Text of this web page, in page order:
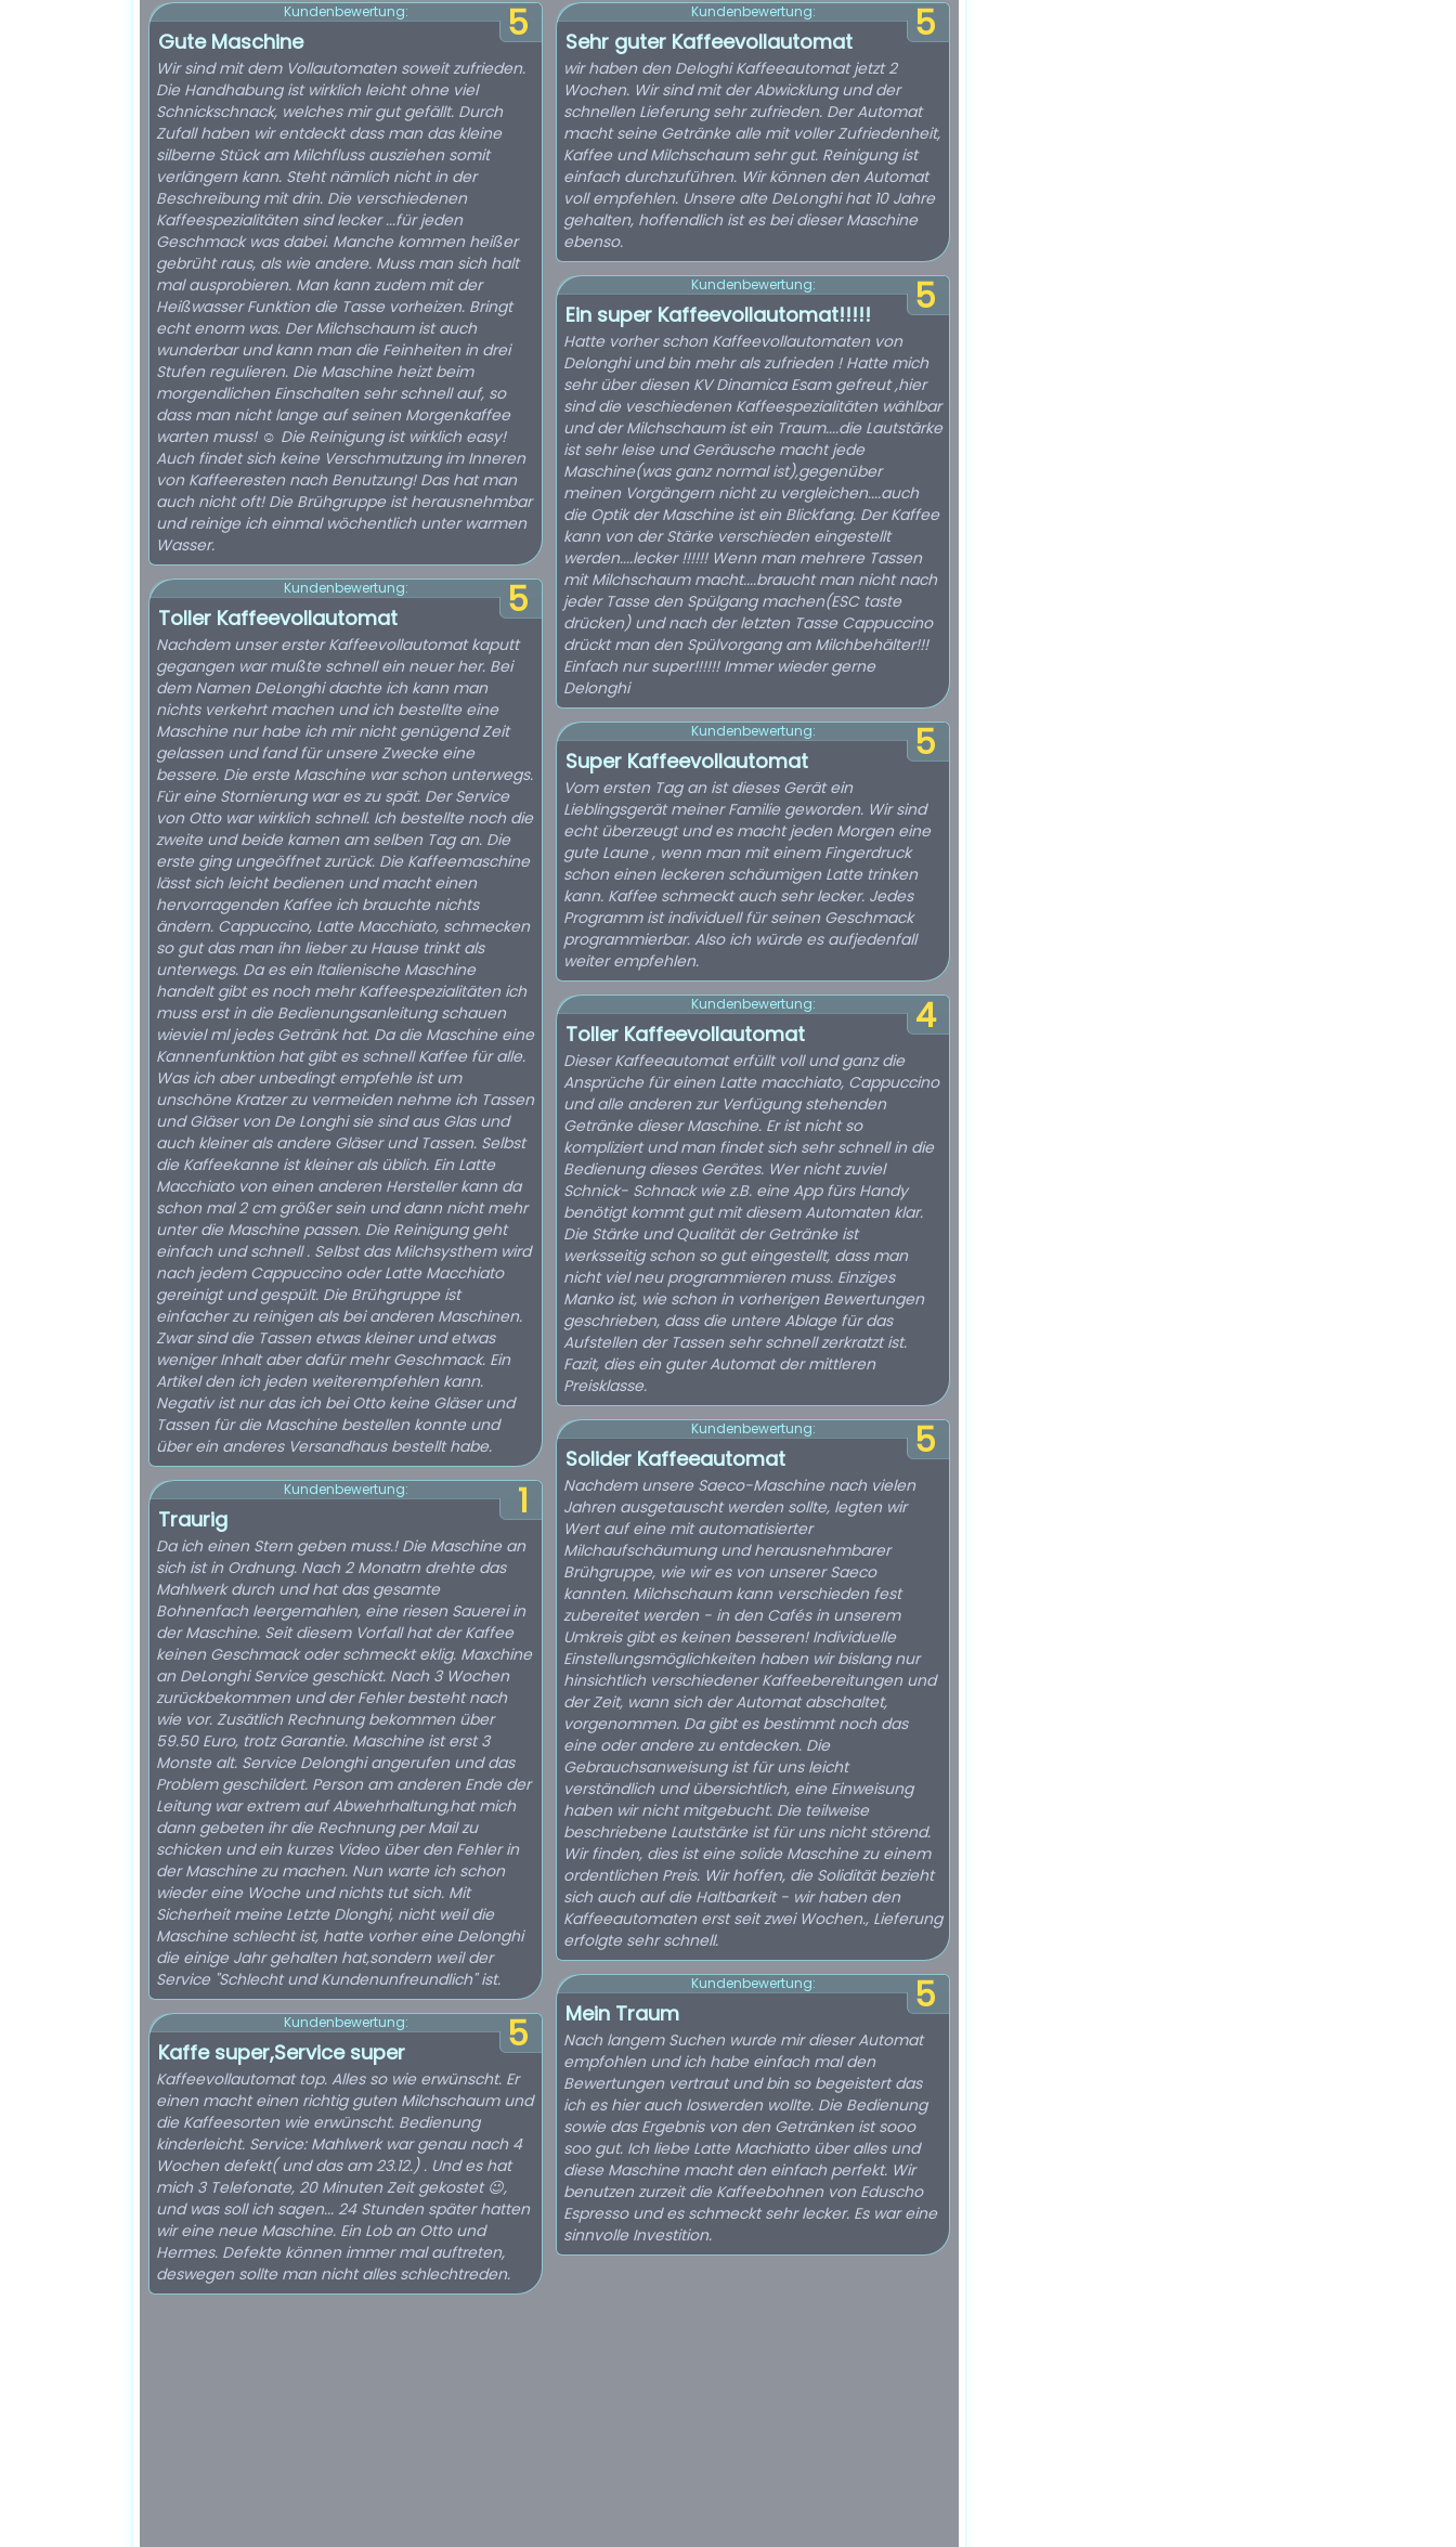
5
Kundenbewertung:
Gute Maschine
Wir sind mit dem Vollautomaten soweit zufrieden.
Die Handhabung ist wirklich leicht ohne viel
Schnickschnack, welches mir gut gefällt. Durch
Zufall haben wir entdeckt dass man das kleine
silberne Stück am Milchfluss ausziehen somit
verlängern kann. Steht nämlich nicht in der
Beschreibung mit drin. Die verschiedenen
Kaffeespezialitäten sind lecker ...für jeden
Geschmack was dabei. Manche kommen heißer
gebrüht raus, als wie andere. Muss man sich halt
mal ausprobieren. Man kann zudem mit der
Heißwasser Funktion die Tasse vorheizen. Bringt
echt enorm was. Der Milchschaum ist auch
wunderbar und kann man die Feinheiten in drei
Stufen regulieren. Die Maschine heizt beim
morgendlichen Einschalten sehr schnell auf, so
dass man nicht lange auf seinen Morgenkaffee
warten muss! ☺️ Die Reinigung ist wirklich easy!
Auch findet sich keine Verschmutzung im Inneren
von Kaffeeresten nach Benutzung! Das hat man
auch nicht oft! Die Brühgruppe ist herausnehmbar
und reinige ich einmal wöchentlich unter warmen
Wasser.
5
Kundenbewertung:
Toller Kaffeevollautomat
Nachdem unser erster Kaffeevollautomat kaputt
gegangen war mußte schnell ein neuer her. Bei
dem Namen DeLonghi dachte ich kann man
nichts verkehrt machen und ich bestellte eine
Maschine nur habe ich mir nicht genügend Zeit
gelassen und fand für unsere Zwecke eine
bessere. Die erste Maschine war schon unterwegs.
Für eine Stornierung war es zu spät. Der Service
von Otto war wirklich schnell. Ich bestellte noch die
zweite und beide kamen am selben Tag an. Die
erste ging ungeöffnet zurück. Die Kaffeemaschine
lässt sich leicht bedienen und macht einen
hervorragenden Kaffee ich brauchte nichts
ändern. Cappuccino, Latte Macchiato, schmecken
so gut das man ihn lieber zu Hause trinkt als
unterwegs. Da es ein Italienische Maschine
handelt gibt es noch mehr Kaffeespezialitäten ich
muss erst in die Bedienungsanleitung schauen
wieviel ml jedes Getränk hat. Da die Maschine eine
Kannenfunktion hat gibt es schnell Kaffee für alle.
Was ich aber unbedingt empfehle ist um
unschöne Kratzer zu vermeiden nehme ich Tassen
und Gläser von De Longhi sie sind aus Glas und
auch kleiner als andere Gläser und Tassen. Selbst
die Kaffeekanne ist kleiner als üblich. Ein Latte
Macchiato von einen anderen Hersteller kann da
schon mal 2 cm größer sein und dann nicht mehr
unter die Maschine passen. Die Reinigung geht
einfach und schnell . Selbst das Milchsysthem wird
nach jedem Cappuccino oder Latte Macchiato
gereinigt und gespült. Die Brühgruppe ist
einfacher zu reinigen als bei anderen Maschinen.
Zwar sind die Tassen etwas kleiner und etwas
weniger Inhalt aber dafür mehr Geschmack. Ein
Artikel den ich jeden weiterempfehlen kann.
Negativ ist nur das ich bei Otto keine Gläser und
Tassen für die Maschine bestellen konnte und
über ein anderes Versandhaus bestellt habe.
1
Kundenbewertung:
Traurig
Da ich einen Stern geben muss.! Die Maschine an
sich ist in Ordnung. Nach 2 Monatrn drehte das
Mahlwerk durch und hat das gesamte
Bohnenfach leergemahlen, eine riesen Sauerei in
der Maschine. Seit diesem Vorfall hat der Kaffee
keinen Geschmack oder schmeckt eklig. Maxchine
an DeLonghi Service geschickt. Nach 3 Wochen
zurückbekommen und der Fehler besteht nach
wie vor. Zusätlich Rechnung bekommen über
59.50 Euro, trotz Garantie. Maschine ist erst 3
Monste alt. Service Delonghi angerufen und das
Problem geschildert. Person am anderen Ende der
Leitung war extrem auf Abwehrhaltung,hat mich
dann gebeten ihr die Rechnung per Mail zu
schicken und ein kurzes Video über den Fehler in
der Maschine zu machen. Nun warte ich schon
wieder eine Woche und nichts tut sich. Mit
Sicherheit meine Letzte Dlonghi, nicht weil die
Maschine schlecht ist, hatte vorher eine Delonghi
die einige Jahr gehalten hat,sondern weil der
Service "Schlecht und Kundenunfreundlich" ist.
5
Kundenbewertung:
Kaffe super,Service super
Kaffeevollautomat top. Alles so wie erwünscht. Er
einen macht einen richtig guten Milchschaum und
die Kaffeesorten wie erwünscht. Bedienung
kinderleicht. Service: Mahlwerk war genau nach 4
Wochen defekt( und das am 23.12.) . Und es hat
mich 3 Telefonate, 20 Minuten Zeit gekostet 😉,
und was soll ich sagen... 24 Stunden später hatten
wir eine neue Maschine. Ein Lob an Otto und
Hermes. Defekte können immer mal auftreten,
deswegen sollte man nicht alles schlechtreden.
5
Kundenbewertung:
Sehr guter Kaffeevollautomat
wir haben den Deloghi Kaffeeautomat jetzt 2
Wochen. Wir sind mit der Abwicklung und der
schnellen Lieferung sehr zufrieden. Der Automat
macht seine Getränke alle mit voller Zufriedenheit,
Kaffee und Milchschaum sehr gut. Reinigung ist
einfach durchzuführen. Wir können den Automat
voll empfehlen. Unsere alte DeLonghi hat 10 Jahre
gehalten, hoffendlich ist es bei dieser Maschine
ebenso.
5
Kundenbewertung:
Ein super Kaffeevollautomat!!!!!
Hatte vorher schon Kaffeevollautomaten von
Delonghi und bin mehr als zufrieden ! Hatte mich
sehr über diesen KV Dinamica Esam gefreut ,hier
sind die veschiedenen Kaffeespezialitäten wählbar
und der Milchschaum ist ein Traum....die Lautstärke
ist sehr leise und Geräusche macht jede
Maschine(was ganz normal ist),gegenüber
meinen Vorgängern nicht zu vergleichen....auch
die Optik der Maschine ist ein Blickfang. Der Kaffee
kann von der Stärke verschieden eingestellt
werden....lecker !!!!!! Wenn man mehrere Tassen
mit Milchschaum macht....braucht man nicht nach
jeder Tasse den Spülgang machen(ESC taste
drücken) und nach der letzten Tasse Cappuccino
drückt man den Spülvorgang am Milchbehälter!!!
Einfach nur super!!!!!! Immer wieder gerne
Delonghi
5
Kundenbewertung:
Super Kaffeevollautomat
Vom ersten Tag an ist dieses Gerät ein
Lieblingsgerät meiner Familie geworden. Wir sind
echt überzeugt und es macht jeden Morgen eine
gute Laune , wenn man mit einem Fingerdruck
schon einen leckeren schäumigen Latte trinken
kann. Kaffee schmeckt auch sehr lecker. Jedes
Programm ist individuell für seinen Geschmack
programmierbar. Also ich würde es aufjedenfall
weiter empfehlen.
4
Kundenbewertung:
Toller Kaffeevollautomat
Dieser Kaffeeautomat erfüllt voll und ganz die
Ansprüche für einen Latte macchiato, Cappuccino
und alle anderen zur Verfügung stehenden
Getränke dieser Maschine. Er ist nicht so
kompliziert und man findet sich sehr schnell in die
Bedienung dieses Gerätes. Wer nicht zuviel
Schnick- Schnack wie z.B. eine App fürs Handy
benötigt kommt gut mit diesem Automaten klar.
Die Stärke und Qualität der Getränke ist
werksseitig schon so gut eingestellt, dass man
nicht viel neu programmieren muss. Einziges
Manko ist, wie schon in vorherigen Bewertungen
geschrieben, dass die untere Ablage für das
Aufstellen der Tassen sehr schnell zerkratzt ist.
Fazit, dies ein guter Automat der mittleren
Preisklasse.
5
Kundenbewertung:
Solider Kaffeeautomat
Nachdem unsere Saeco-Maschine nach vielen
Jahren ausgetauscht werden sollte, legten wir
Wert auf eine mit automatisierter
Milchaufschäumung und herausnehmbarer
Brühgruppe, wie wir es von unserer Saeco
kannten. Milchschaum kann verschieden fest
zubereitet werden - in den Cafés in unserem
Umkreis gibt es keinen besseren! Individuelle
Einstellungsmöglichkeiten haben wir bislang nur
hinsichtlich verschiedener Kaffeebereitungen und
der Zeit, wann sich der Automat abschaltet,
vorgenommen. Da gibt es bestimmt noch das
eine oder andere zu entdecken. Die
Gebrauchsanweisung ist für uns leicht
verständlich und übersichtlich, eine Einweisung
haben wir nicht mitgebucht. Die teilweise
beschriebene Lautstärke ist für uns nicht störend.
Wir finden, dies ist eine solide Maschine zu einem
ordentlichen Preis. Wir hoffen, die Solidität bezieht
sich auch auf die Haltbarkeit - wir haben den
Kaffeeautomaten erst seit zwei Wochen., Lieferung
erfolgte sehr schnell.
5
Kundenbewertung:
Mein Traum
Nach langem Suchen wurde mir dieser Automat
empfohlen und ich habe einfach mal den
Bewertungen vertraut und bin so begeistert das
ich es hier auch loswerden wollte. Die Bedienung
sowie das Ergebnis von den Getränken ist sooo
soo gut. Ich liebe Latte Machiatto über alles und
diese Maschine macht den einfach perfekt. Wir
benutzen zurzeit die Kaffeebohnen von Eduscho
Espresso und es schmeckt sehr lecker. Es war eine
sinnvolle Investition.